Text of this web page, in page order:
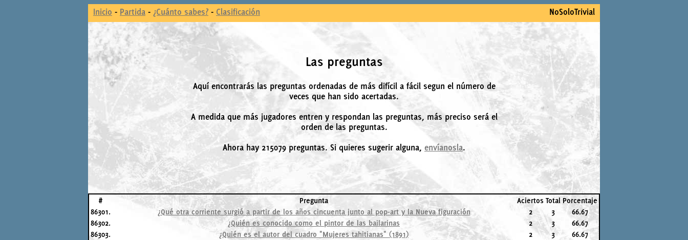
Inicio - Partida - ¿Cuánto sabes? - Clasificación NoSoloTrivial
Las preguntas
Aquí encontrarás las preguntas ordenadas de más difícil a fácil segun el número de
veces que han sido acertadas.
A medida que más jugadores entren y respondan las preguntas, más preciso será el
orden de las preguntas.
Ahora hay 215079 preguntas. Si quieres sugerir alguna, envíanosla.
# Pregunta Aciertos Total Porcentaje
86301.
¿Qué otra corriente surgió a partir de los años cincuenta junto al pop-art y la Nueva figuración 2 3
66.67
86302.
¿Quién es conocido como el pintor de las bailarinas 2 3
66.67
86303.
¿Quién es el autor del cuadro "Mujeres tahitianas" (1891) 2 3
66.67